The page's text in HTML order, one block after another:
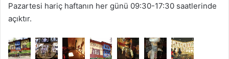
Pazartesi hariç haftanın her günü 09:30-17:30 saatlerinde
açıktır.